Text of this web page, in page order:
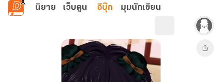
ข้ามไปยังเนื้อหาหลัก
นิยาย เว็บตูน อีบุ๊ก มุมนักเขียน